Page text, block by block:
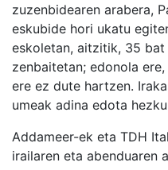
zuzenbidearen arabera,
eskubide hori ukatu
eskoletan, aitzitik, 35
zenbaitetan; edonola
ere ez dute hartzen.
umeak adina edota
Addameer-ek eta TDH
irailaren eta abenduaren